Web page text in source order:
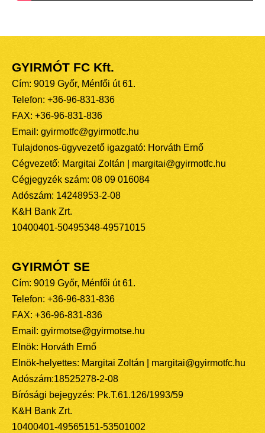
GYIRMÓT FC Kft.
Cím: 9019 Győr, Ménfői út 61.
Telefon: +36-96-831-836
FAX: +36-96-831-836
Email: gyirmotfc@gyirmotfc.hu
Tulajdonos-ügyvezető igazgató: Horváth Ernő
Cégvezető: Margitai Zoltán | margitai@gyirmotfc.hu
Cégjegyzék szám: 08 09 016084
Adószám: 14248953-2-08
K&H Bank Zrt.
10400401-50495348-49571015
GYIRMÓT SE
Cím: 9019 Győr, Ménfői út 61.
Telefon: +36-96-831-836
FAX: +36-96-831-836
Email: gyirmotse@gyirmotse.hu
Elnök: Horváth Ernő
Elnök-helyettes: Margitai Zoltán | margitai@gyirmotfc.hu
Adószám:18525278-2-08
Bírósági bejegyzés: Pk.T.61.126/1993/59
K&H Bank Zrt.
10400401-49565151-53501002